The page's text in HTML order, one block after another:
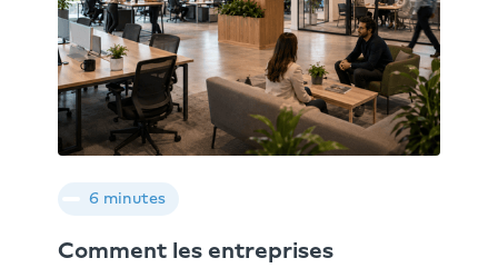
6 minutes
Comment les entreprises